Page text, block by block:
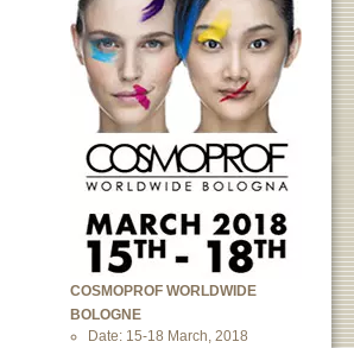
COSMOPROF WORLDWIDE
BOLOGNE
Date: 15-18 March, 2018